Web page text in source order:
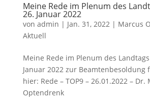
Meine Rede im Plenum des
26. Januar 2022
von admin | Jan. 31, 2022| Marcus
Aktuell
Meine Rede im Plenum des
Januar 2022 zur Beamtenbesoldung
hier: Rede – TOP9 – 26.01.2022 – Dr.
Optendrenk